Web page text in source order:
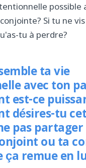
possible
Si tu ne
tu à perdre?
ta vie
avec ton
est-ce
désires-tu
pas
ou ta
ça remue en